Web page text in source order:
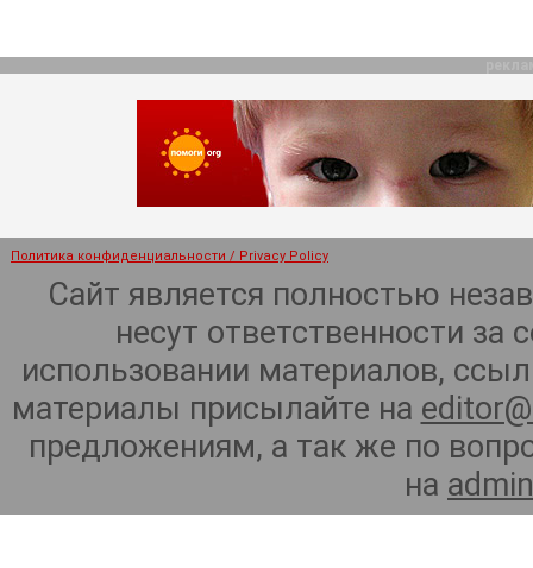
Политика конфиденциальности / Privacy Policy
Сайт является полностью
несут ответственности
использовании материалов,
материалы присылайте на
предложениям, а так же по
на